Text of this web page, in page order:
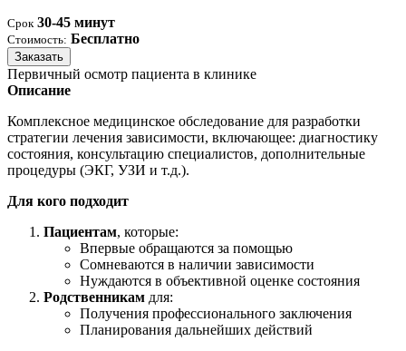
Срок 30-45 минут
Стоимость: Бесплатно
Заказать
Первичный осмотр пациента в клинике
Описание
Комплексное медицинское обследование для разработки
стратегии лечения зависимости, включающее: диагностику
состояния, консультацию специалистов, дополнительные
процедуры (ЭКГ, УЗИ и т.д.).
Для кого подходит
Пациентам, которые:
Впервые обращаются за помощью
Сомневаются в наличии зависимости
Нуждаются в объективной оценке состояния
Родственникам для:
Получения профессионального заключения
Планирования дальнейших действий